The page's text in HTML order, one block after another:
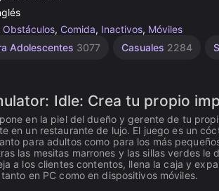
Obstáculos, Comida, Inactivos, Móviles
Adolescentes 3077 Casuales 2284
Idle: Crea tu propio
en la piel del dueño y gerente de tu
en un restaurante de lujo. El juego es un
para adultos como para los más
las mesitas marrones y las sillas verdes le
a los clientes contentos, llena la caja y
en PC como en dispositivos móviles.